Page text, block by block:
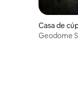
Casa de
Geodome